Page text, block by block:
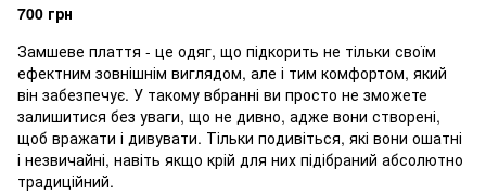
700 грн
Замшеве плаття - це одяг, що підкорить не тільки своїм
ефектним зовнішнім виглядом, але і тим комфортом, який
він забезпечує. У такому вбранні ви просто не зможете
залишитися без уваги, що не дивно, адже вони створені,
щоб вражати і дивувати. Тільки подивіться, які вони ошатні
і незвичайні, навіть якщо крій для них підібраний абсолютно
традиційний.